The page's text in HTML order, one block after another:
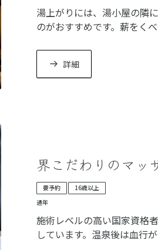
湯上がりには、湯小屋の隣
のがおすすめです。薪をく
詳細
界こだわりのマッ
要予約
16歳以上
通年
施術レベルの高い国家資格
しています。温泉後は血行